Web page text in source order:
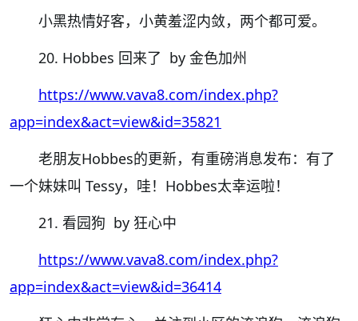
小黑热情好客，小黄羞涩内敛，两个都可爱。
20. Hobbes 回来了 by 金色加州
https://www.vava8.com/index.php?
app=index&act=view&id=35821
老朋友Hobbes的更新，有重磅消息发布：有了
一个妹妹叫 Tessy，哇！Hobbes太幸运啦！
21. 看园狗 by 狂心中
https://www.vava8.com/index.php?
app=index&act=view&id=36414